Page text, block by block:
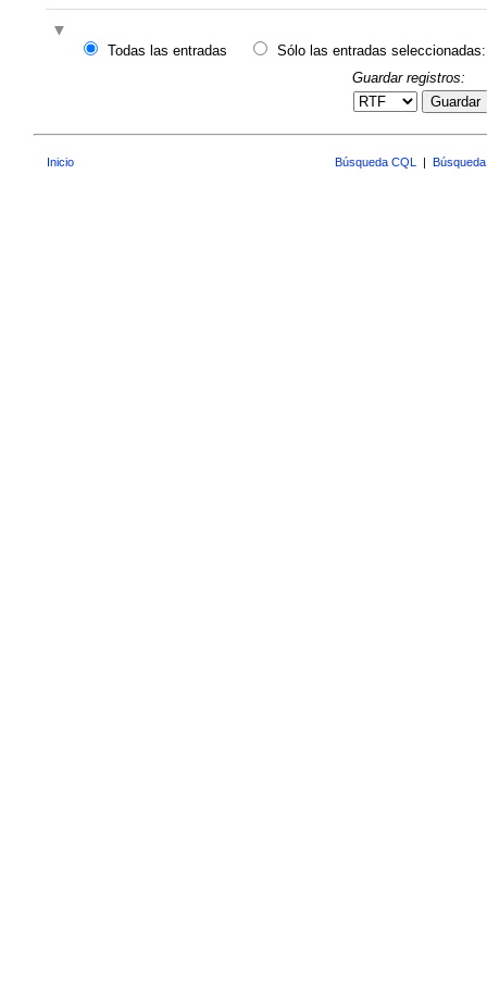
Todas las entradas
Sólo las entradas seleccionadas:
Guardar registros:
Guardar
Inicio Búsqueda CQL